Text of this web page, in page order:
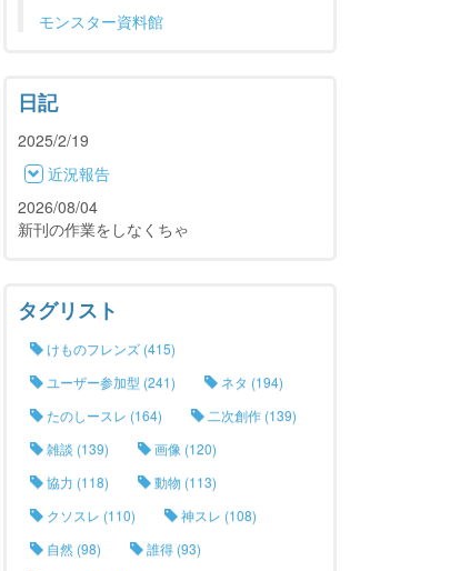
モンスター資料館
日記
2025/2/19
近況報告
2026/08/04
新刊の作業をしなくちゃ
タグリスト
けものフレンズ (415)
ユーザー参加型 (241)
ネタ (194)
たのしースレ (164)
二次創作 (139)
雑談 (139)
画像 (120)
協力 (118)
動物 (113)
クソスレ (110)
神スレ (108)
自然 (98)
誰得 (93)